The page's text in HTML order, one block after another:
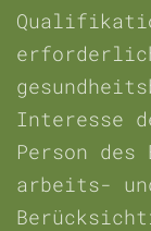
Interesse
Person des
arbeits-